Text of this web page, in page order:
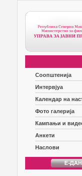
Соопштенија
Интервјуа
Календар на
Фото галерија
Кампањи и
Анкети
Наслови